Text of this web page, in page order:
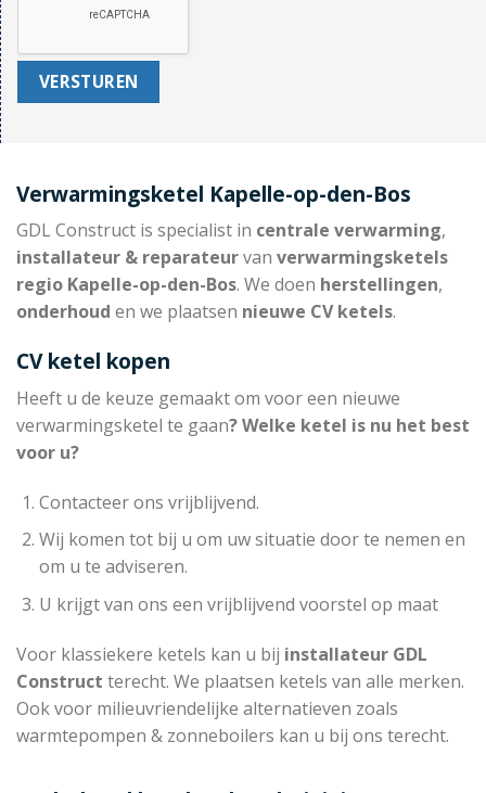
Verwarmingsketel Kapelle-op-den-Bos
GDL Construct is specialist in centrale verwarming,
installateur & reparateurvan verwarmingsketels
regio Kapelle-op-den-Bos. We doen herstellingen,
onderhoud en we plaatsen nieuwe CV ketels.
CV ketel kopen
Heeft u de keuze gemaakt om voor een nieuwe
verwarmingsketel te gaan? Welke ketel is nu het best
voor u?
Contacteer ons vrijblijvend.
Wij komen tot bij u om uw situatie door te nemen en
om u te adviseren.
U krijgt van ons een vrijblijvend voorstel op maat
Voor klassiekere ketels kan u bij installateur GDL
Construct terecht. We plaatsen ketels van alle merken.
Ook voor milieuvriendelijke alternatieven zoals
warmtepompen & zonneboilers kan u bij ons terecht.